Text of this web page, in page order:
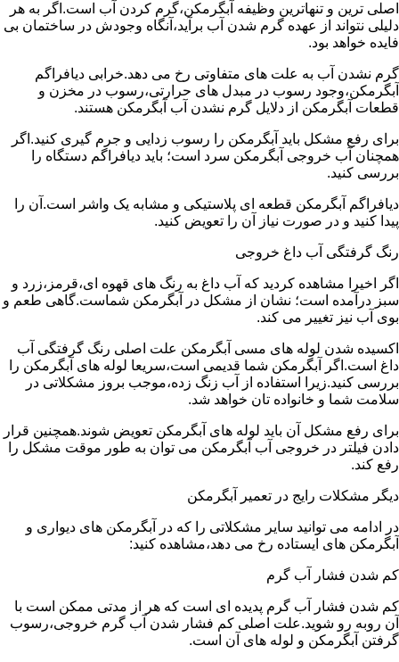
اصلی ترین و تنهاترین وظیفه آبگرمکن،گرم کردن آب است.اگر به هر
دلیلی نتواند از عهده گرم شدن آب برآید،آنگاه وجودش در ساختمان بی
فایده خواهد بود.
گرم نشدن آب به علت های متفاوتی رخ می دهد.خرابی دیافراگم
آبگرمکن،وجود رسوب در مبدل های حرارتی،رسوب در مخزن و
قطعات آبگرمکن از دلایل گرم نشدن آب آبگرمکن هستند.
برای رفع مشکل باید آبگرمکن را رسوب زدایی و جرم گیری کنید.اگر
همچنان آب خروجی آبگرمکن سرد است؛ باید دیافراگم دستگاه را
بررسی کنید.
دیافراگم آبگرمکن قطعه ای پلاستیکی و مشابه یک واشر است.آن را
پیدا کنید و در صورت نیاز آن را تعویض کنید.
رنگ گرفتگی آب داغ خروجی
اگر اخیرا مشاهده کردید که آب داغ به رنگ های قهوه ای،قرمز،زرد و
سبز درآمده است؛ نشان از مشکل در آبگرمکن شماست.گاهی طعم و
بوی آب نیز تغییر می کند.
اکسیده شدن لوله های مسی آبگرمکن علت اصلی رنگ گرفتگی آب
داغ است.اگر آبگرمکن شما قدیمی است،سریعا لوله های آبگرمکن را
بررسی کنید.زیرا استفاده از آب زنگ زده،موجب بروز مشکلاتی در
سلامت شما و خانواده تان خواهد شد.
برای رفع مشکل آن باید لوله های آبگرمکن تعویض شوند.همچنین قرار
دادن فیلتر در خروجی آب آبگرمکن می توان به طور موقت مشکل را
رفع کند.
دیگر مشکلات رایج در تعمیر آبگرمکن
در ادامه می توانید سایر مشکلاتی را که در آبگرمکن های دیواری و
آبگرمکن های ایستاده رخ می دهد،مشاهده کنید:
کم شدن فشار آب گرم
کم شدن فشار آب گرم پدیده ای است که هر از مدتی ممکن است با
آن روبه رو شوید.علت اصلی کم فشار شدن آب گرم خروجی،رسوب
گرفتن آبگرمکن و لوله های آن است.